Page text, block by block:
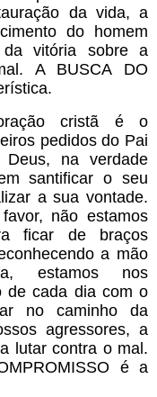
da vida, a
do homem
da vitória sobre a
A BUSCA DO
cristã é o
pedidos do Pai
na verdade
santificar o seu
a sua vontade.
não estamos
ficar de braços
a mão
estamos nos
de cada dia com o
no caminho da
agressores, a
lutar contra o mal.
é a